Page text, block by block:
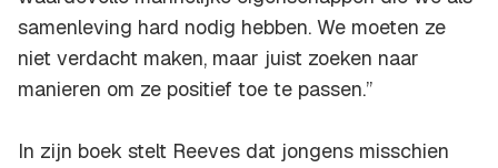
samenleving hard nodig hebben. We moeten ze
niet verdacht maken, maar juist zoeken naar
manieren om ze positief toe te passen.”
In zijn boek stelt Reeves dat jongens misschien